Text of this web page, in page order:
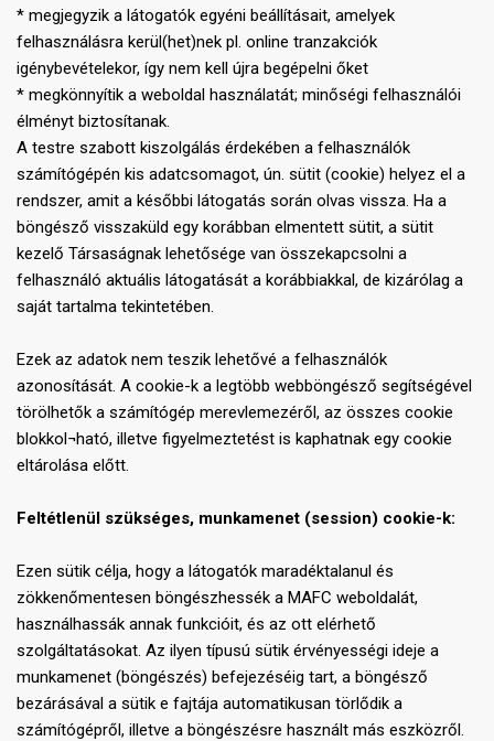
* megjegyzik a látogatók egyéni beállításait, amelyek
felhasználásra kerül(het)nek pl. online tranzakciók
igénybevételekor, így nem kell újra begépelni őket
* megkönnyítik a weboldal használatát; minőségi felhasználói
élményt biztosítanak.
A testre szabott kiszolgálás érdekében a felhasználók
számítógépén kis adatcsomagot, ún. sütit (cookie) helyez el a
rendszer, amit a későbbi látogatás során olvas vissza. Ha a
böngésző visszaküld egy korábban elmentett sütit, a sütit
kezelő Társaságnak lehetősége van összekapcsolni a
felhasználó aktuális látogatását a korábbiakkal, de kizárólag a
saját tartalma tekintetében.
Ezek az adatok nem teszik lehetővé a felhasználók
azonosítását. A cookie-k a legtöbb webböngésző segítségével
törölhetők a számítógép merevlemezéről, az összes cookie
blokkol¬ható, illetve figyelmeztetést is kaphatnak egy cookie
eltárolása előtt.
Feltétlenül szükséges, munkamenet (session) cookie-k:
Ezen sütik célja, hogy a látogatók maradéktalanul és
zökkenőmentesen böngészhessék a MAFC weboldalát,
használhassák annak funkcióit, és az ott elérhető
szolgáltatásokat. Az ilyen típusú sütik érvényességi ideje a
munkamenet (böngészés) befejezéséig tart, a böngésző
bezárásával a sütik e fajtája automatikusan törlődik a
számítógépről, illetve a böngészésre használt más eszközről.